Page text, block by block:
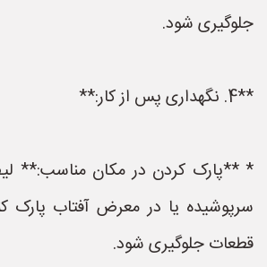
جلوگیری شود.
**4. نگهداری پس از کار:**
* **پارک کردن در مکان مناسب:**
سرپوشیده یا در معرض آفتاب پارک
قطعات جلوگیری شود.